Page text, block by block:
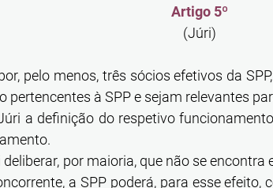
Artigo 5º
(Júri)
pelo menos, três sócios efetivos da
pertencentes à SPP e sejam relevantes
a definição do respetivo
por maioria, que não se
a SPP poderá, para esse